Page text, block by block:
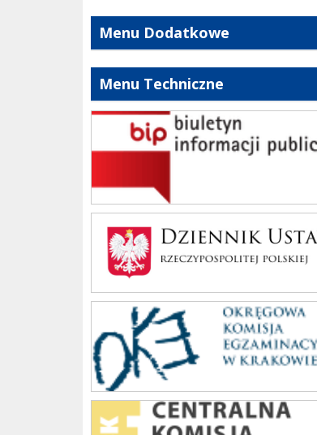
Menu Dodatkowe
Menu Techniczne
bip szkoły
Dziennik Polski
oke_krakow
cke